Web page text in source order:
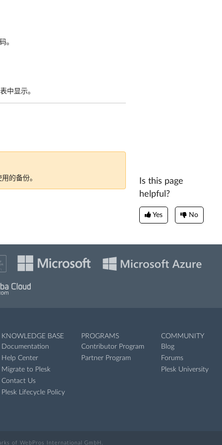
。
中显示。
的备份。
Is this page
helpful?
Yes No
KNOWLEDGE BASE
Documentation
Help Center
Migrate to Plesk
Contact Us
Plesk Lifecycle Policy
PROGRAMS
Contributor Program
Partner Program
COMMUNITY
Blog
Forums
Plesk University
of WebPros International GmbH.